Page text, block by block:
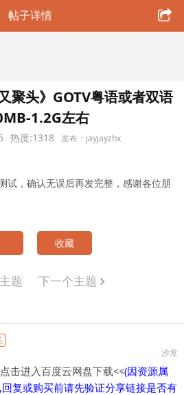
帖子详情
聚头》GOTV粤语或者双语
1.2G左右
热度:1318 发布：jayjayzhx
试，确认无误后再发完整，感谢各位朋
收藏
题 下一个主题
沙发
击进入百度云网盘下载<<(因资源属
复或购买前请先验证分享链接是否有